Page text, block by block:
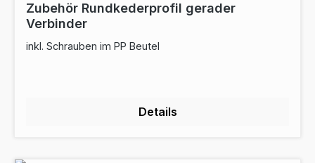
Zubehör Rundkederprofil gerader
Verbinder
inkl. Schrauben im PP Beutel
Details